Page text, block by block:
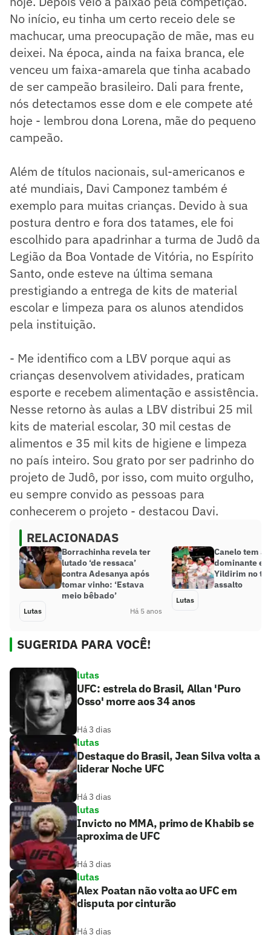
No início, eu tinha um certo receio dele se
machucar, uma preocupação de mãe, mas eu
deixei. Na época, ainda na faixa branca, ele
venceu um faixa-amarela que tinha acabado
de ser campeão brasileiro. Dali para frente,
nós detectamos esse dom e ele compete até
hoje - lembrou dona Lorena, mãe do pequeno
campeão.
Além de títulos nacionais, sul-americanos e
até mundiais, Davi Camponez também é
exemplo para muitas crianças. Devido à sua
postura dentro e fora dos tatames, ele foi
escolhido para apadrinhar a turma de Judô da
Legião da Boa Vontade de Vitória, no Espírito
Santo, onde esteve na última semana
prestigiando a entrega de kits de material
escolar e limpeza para os alunos atendidos
pela instituição.
- Me identifico com a LBV porque aqui as
crianças desenvolvem atividades, praticam
esporte e recebem alimentação e assistência.
Nesse retorno às aulas a LBV distribui 25 mil
kits de material escolar, 30 mil cestas de
alimentos e 35 mil kits de higiene e limpeza
no país inteiro. Sou grato por ser padrinho do
projeto de Judô, por isso, com muito orgulho,
eu sempre convido as pessoas para
conhecerem o projeto - destacou Davi.
RELACIONADAS
Borrachinha revela ter
lutado ‘de ressaca’
contra Adesanya após
tomar vinho: ‘Estava
meio bêbado’
Lutas Há 5 anos
Canelo tem
dominante e
Yildirim no
assalto
Lutas
SUGERIDA PARA VOCÊ!
lutas
UFC: estrela do Brasil, Allan 'Puro
Osso' morre aos 34 anos
Há 3 dias
lutas
Destaque do Brasil, Jean Silva volta a
liderar Noche UFC
Há 3 dias
lutas
Invicto no MMA, primo de Khabib se
aproxima de UFC
Há 3 dias
lutas
Alex Poatan não volta ao UFC em
disputa por cinturão
Há 3 dias